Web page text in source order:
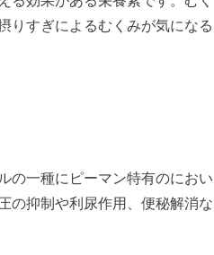
りすぎによるむくみが気になる
の一種にピーマン特有のにおい
の抑制や利尿作用、便秘解消な